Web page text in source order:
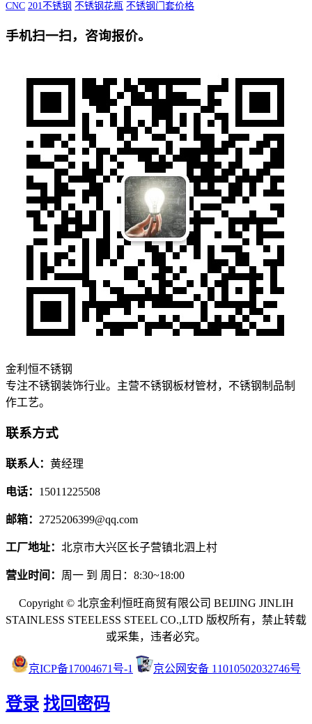
CNC 201不锈钢 不锈钢花瓶 不锈钢门套价格
手机扫一扫，咨询报价。
金利恒不锈钢
专注不锈钢装饰行业。主营不锈钢板材管材，不锈钢制品制
作工艺。
联系方式
联系人： 黄经理
电话： 15011225508
邮箱： 2725206399@qq.com
工厂地址： 北京市大兴区长子营镇北泗上村
营业时间： 周一 到 周日：8:30~18:00
Copyright © 北京金利恒旺商贸有限公司 BEIJING JINLIH
STAINLESS STEELESS STEEL CO.,LTD 版权所有，禁止转载
或采集，违者必究。
京ICP备17004671号-1 京公网安备 11010502032746号
登录 找回密码